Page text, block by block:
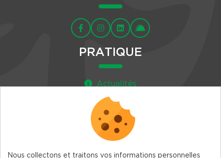
PRATIQUE
Actualités
Agenda
Newsletter
Nous collectons et traitons vos informations personnelles